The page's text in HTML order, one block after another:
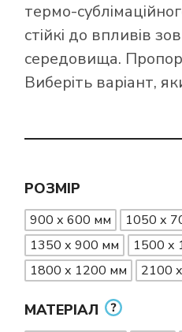
термо-
стійкі до впливів
середовища.
Виберіть варіант,
РОЗМІР
900 х 600 мм 1050 х
1350 х 900 мм
1500 х
1800 х 1200 мм
2100
МАТЕРІАЛ